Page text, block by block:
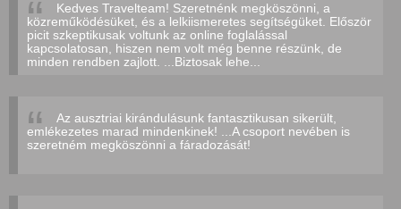
Kedves Travelteam! Szeretnénk megköszönni, a
közreműködésüket, és a lelkiismeretes segítségüket. Először
picit szkeptikusak voltunk az online foglalással
kapcsolatosan, hiszen nem volt még benne részünk, de
minden rendben zajlott. ...Biztosak lehe...
Az ausztriai kirándulásunk fantasztikusan sikerült,
emlékezetes marad mindenkinek! ...A csoport nevében is
szeretném megköszönni a fáradozását!